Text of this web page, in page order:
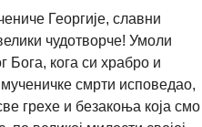
Георгије, славни
чудотворче! Умоли
Бога, кога си храбро и
смрти исповедао,
грехе и безакоња која смо